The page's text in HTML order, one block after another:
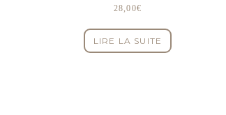
28,00€
LIRE LA SUITE